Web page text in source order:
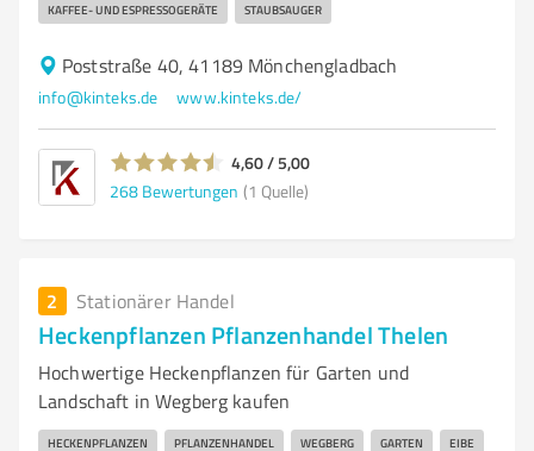
KAFFEE- UND ESPRESSOGERÄTE STAUBSAUGER
Poststraße 40, 41189 Mönchengladbach
info@kinteks.de www.kinteks.de/
4,60 / 5,00
268 Bewertungen (1 Quelle)
2 Stationärer Handel
Heckenpflanzen Pflanzenhandel Thelen
Hochwertige Heckenpflanzen für Garten und
Landschaft in Wegberg kaufen
HECKENPFLANZEN PFLANZENHANDEL WEGBERG GARTEN EIBE